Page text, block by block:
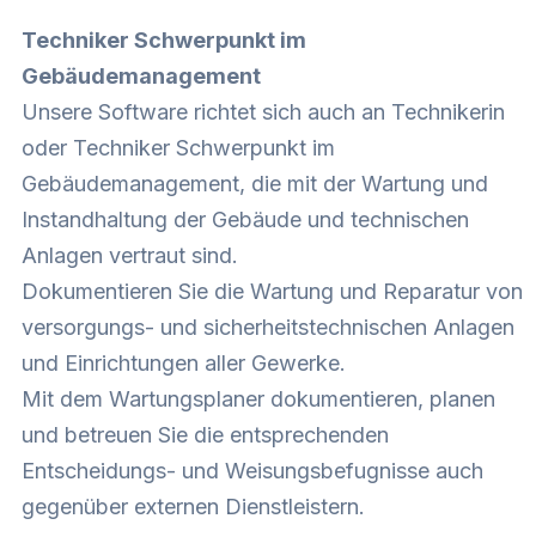
Techniker Schwerpunkt im
Gebäudemanagement
Unsere Software richtet sich auch an Technikerin
oder Techniker Schwerpunkt im
Gebäudemanagement, die mit der Wartung und
Instandhaltung der Gebäude und technischen
Anlagen vertraut sind.
Dokumentieren Sie die Wartung und Reparatur von
versorgungs- und sicherheitstechnischen Anlagen
und Einrichtungen aller Gewerke.
Mit dem Wartungsplaner dokumentieren, planen
und betreuen Sie die entsprechenden
Entscheidungs- und Weisungsbefugnisse auch
gegenüber externen Dienstleistern.